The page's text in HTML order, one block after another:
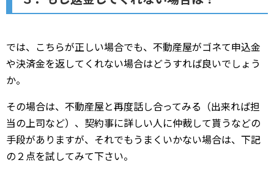
では、こちらが正しい場合でも、不動産屋がゴネて申込金
や決済金を返してくれない場合はどうすれば良いでしょう
か。
その場合は、不動産屋と再度話し合ってみる（出来れば担
当の上司など）、契約事に詳しい人に仲裁して貰うなどの
手段がありますが、それでもうまくいかない場合は、下記
の２点を試してみて下さい。